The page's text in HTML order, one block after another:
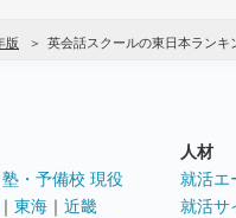
版 英会話スクールの東日本ランキ
・予備校 現役
｜ 東海 ｜ 近畿
人材
就活エ
就活サ